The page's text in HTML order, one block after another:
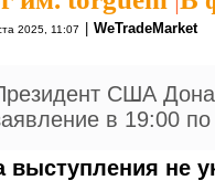
2025, 11:07 WeTradeMarket
США
в 19:00
выступления не